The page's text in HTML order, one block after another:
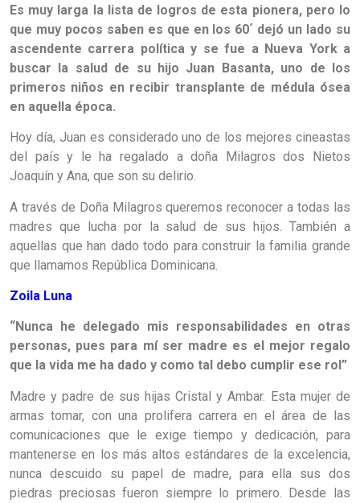
Es muy larga la lista de logros de esta pionera, pero lo
que muy pocos saben es que en los 60´ dejó un lado su
ascendente carrera política y se fue a Nueva York a
buscar la salud de su hijo Juan Basanta, uno de los
primeros niños en recibir transplante de médula ósea
en aquella época.
Hoy día, Juan es considerado uno de los mejores cineastas
del país y le ha regalado a doña Milagros dos Nietos
Joaquín y Ana, que son su delirio.
A través de Doña Milagros queremos reconocer a todas las
madres que lucha por la salud de sus hijos. También a
aquellas que han dado todo para construir la familia grande
que llamamos República Dominicana.
Zoila Luna
“Nunca he delegado mis responsabilidades en otras
personas, pues para mí ser madre es el mejor regalo
que la vida me ha dado y como tal debo cumplir ese rol”
Madre y padre de sus hijas Cristal y Ambar. Esta mujer de
armas tomar, con una prolifera carrera en el área de las
comunicaciones que le exige tiempo y dedicación, para
mantenerse en los más altos estándares de la excelencia,
nunca descuido su papel de madre, para ella sus dos
piedras preciosas fueron siempre lo primero. Desde las